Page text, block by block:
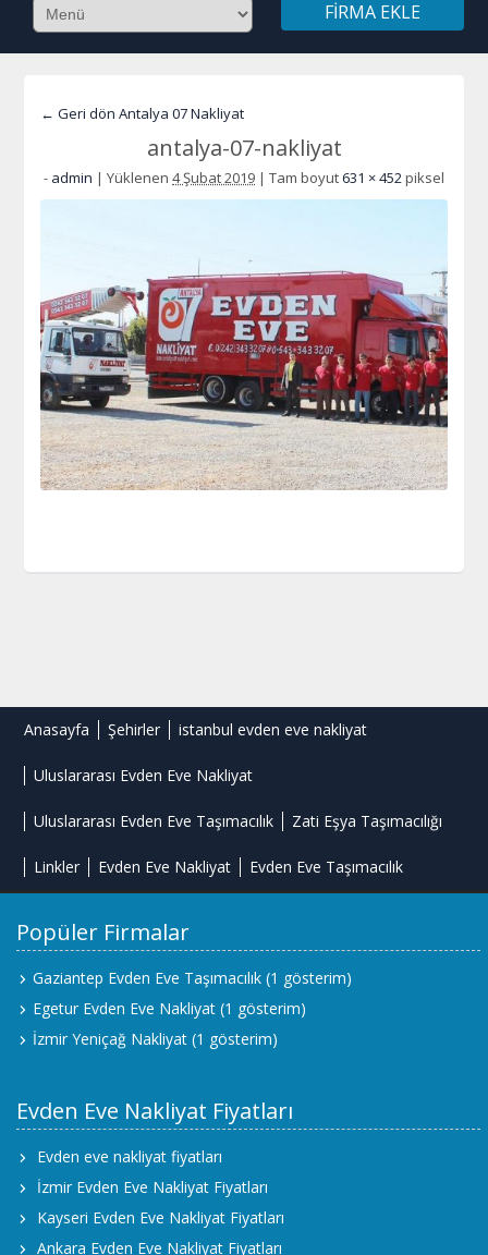
FIRMA EKLE
← Geri dön Antalya 07 Nakliyat
antalya-07-nakliyat
- admin | Yüklenen 4 Şubat 2019 | Tam boyut 631 × 452piksel
Anasayfa Şehirler istanbul evden eve nakliyat
Uluslararası Evden Eve Nakliyat
Uluslararası Evden Eve Taşımacılık Zati Eşya Taşımacılığı
Linkler Evden Eve Nakliyat Evden Eve Taşımacılık
Popüler Firmalar
Gaziantep Evden Eve Taşımacılık (1 gösterim)
Egetur Evden Eve Nakliyat (1 gösterim)
İzmir Yeniçağ Nakliyat (1 gösterim)
Evden Eve Nakliyat Fiyatları
Evden eve nakliyat fiyatları
İzmir Evden Eve Nakliyat Fiyatları
Kayseri Evden Eve Nakliyat Fiyatları
Ankara Evden Eve Nakliyat Fiyatları